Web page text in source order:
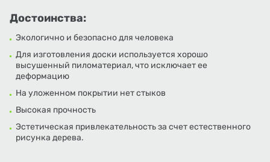
Достоинства:
Экологично и безопасно для человека
Для изготовления доски используется хорошо
высушенный пиломатериал, что исключает ее
деформацию
На уложенном покрытии нет стыков
Высокая прочность
Эстетическая привлекательность за счет естественного
рисунка дерева.